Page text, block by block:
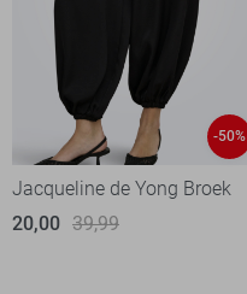
-50%
Jacqueline de Yong Broek
20,00 39,99